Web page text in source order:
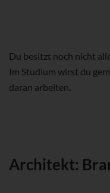
Du besitzt noch nicht
Im Studium wirst du
daran arbeiten.
Architekt: